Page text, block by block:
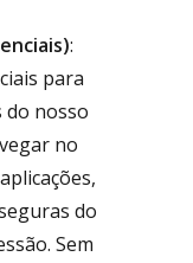
:
para
do nosso
no
do
Sem